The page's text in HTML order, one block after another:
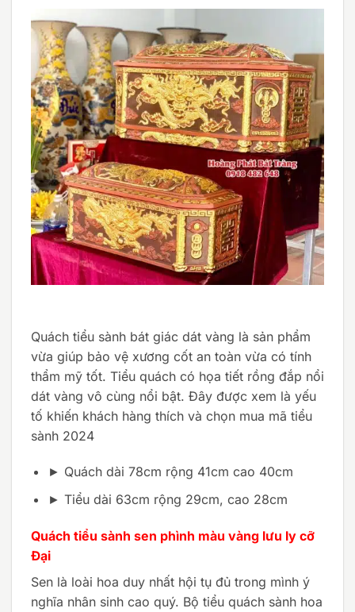
Quách tiểu sành bát giác dát vàng là sản phẩm
vừa giúp bảo vệ xương cốt an toàn vừa có tính
thẩm mỹ tốt. Tiểu quách có họa tiết rồng đắp nổi
dát vàng vô cùng nổi bật. Đây được xem là yếu
tố khiến khách hàng thích và chọn mua mã tiểu
sành 2024
► Quách dài 78cm rộng 41cm cao 40cm
► Tiểu dài 63cm rộng 29cm, cao 28cm
Quách tiểu sành sen phình màu vàng lưu ly cỡ
Đại
Sen là loài hoa duy nhất hội tụ đủ trong mình ý
nghĩa nhân sinh cao quý. Bộ tiểu quách sành hoa